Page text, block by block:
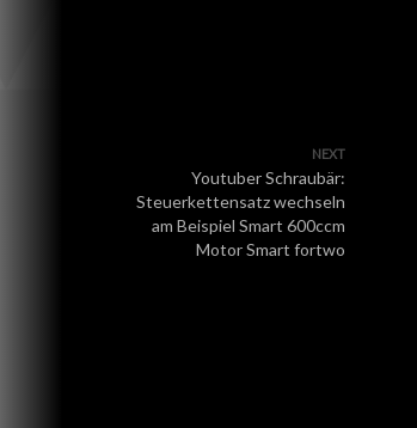
NEXT
Youtuber Schraubär:
Steuerkettensatz wechseln
am Beispiel Smart 600ccm
Motor Smart fortwo